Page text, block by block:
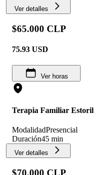
Ver detalles
$65.000 CLP
75.93 USD
Ver horas
Terapia Familiar Estoril
ModalidadPresencial
Duración45 min
Ver detalles
$70.000 CLP